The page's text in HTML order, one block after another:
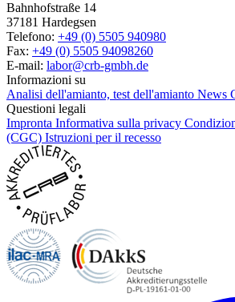
Bahnhofstraße 14
37181 Hardegsen
Telefono: +49 (0) 5505 940980
Fax: +49 (0) 5505 94098260
E-mail: labor@crb-gmbh.de
Informazioni su
Analisi dell'amianto, test dell'amianto News
Questioni legali
Impronta Informativa sulla privacy
(CGC) Istruzioni per il recesso